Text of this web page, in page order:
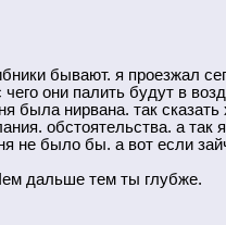
бывают. я проезжал
они палить будут в
была нирвана. так
обстоятельства. а
не было бы. а вот если
дальше тем ты глубже.